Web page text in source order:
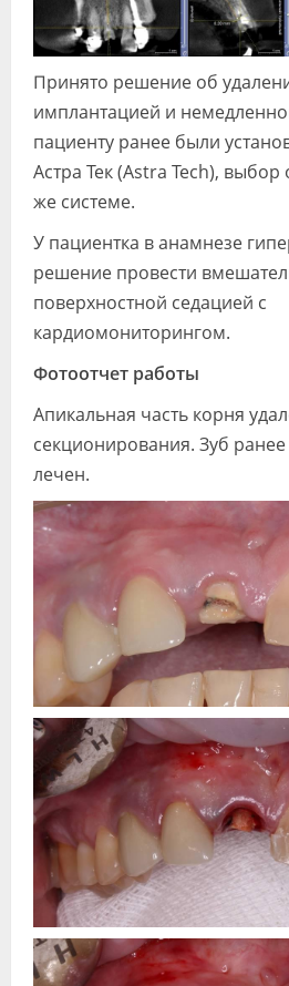
Принято решение об
имплантацией и
пациенту ранее были
Астра Тек (Astra Tech), выбор
же системе.
У пациентка в анамнезе
решение провести
поверхностной седацией с
кардиомониторингом.
Фотоотчет работы
Апикальная часть корня
секционирования. Зуб
лечен.